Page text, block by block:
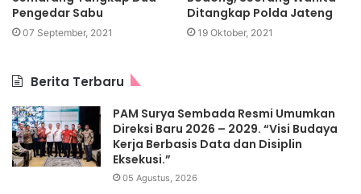
Pengedar Sabu
07 September, 2021
Ditangkap Polda Jateng
19 Oktober, 2021
Berita Terbaru
PAM Surya Sembada Resmi Umumkan
Direksi Baru 2026 – 2029. “Visi Budaya
Kerja Berbasis Data dan Disiplin
Eksekusi.”
05 Agustus, 2026